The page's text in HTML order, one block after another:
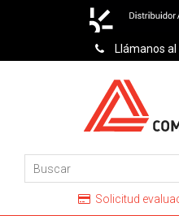
Llámanos
Solicitud